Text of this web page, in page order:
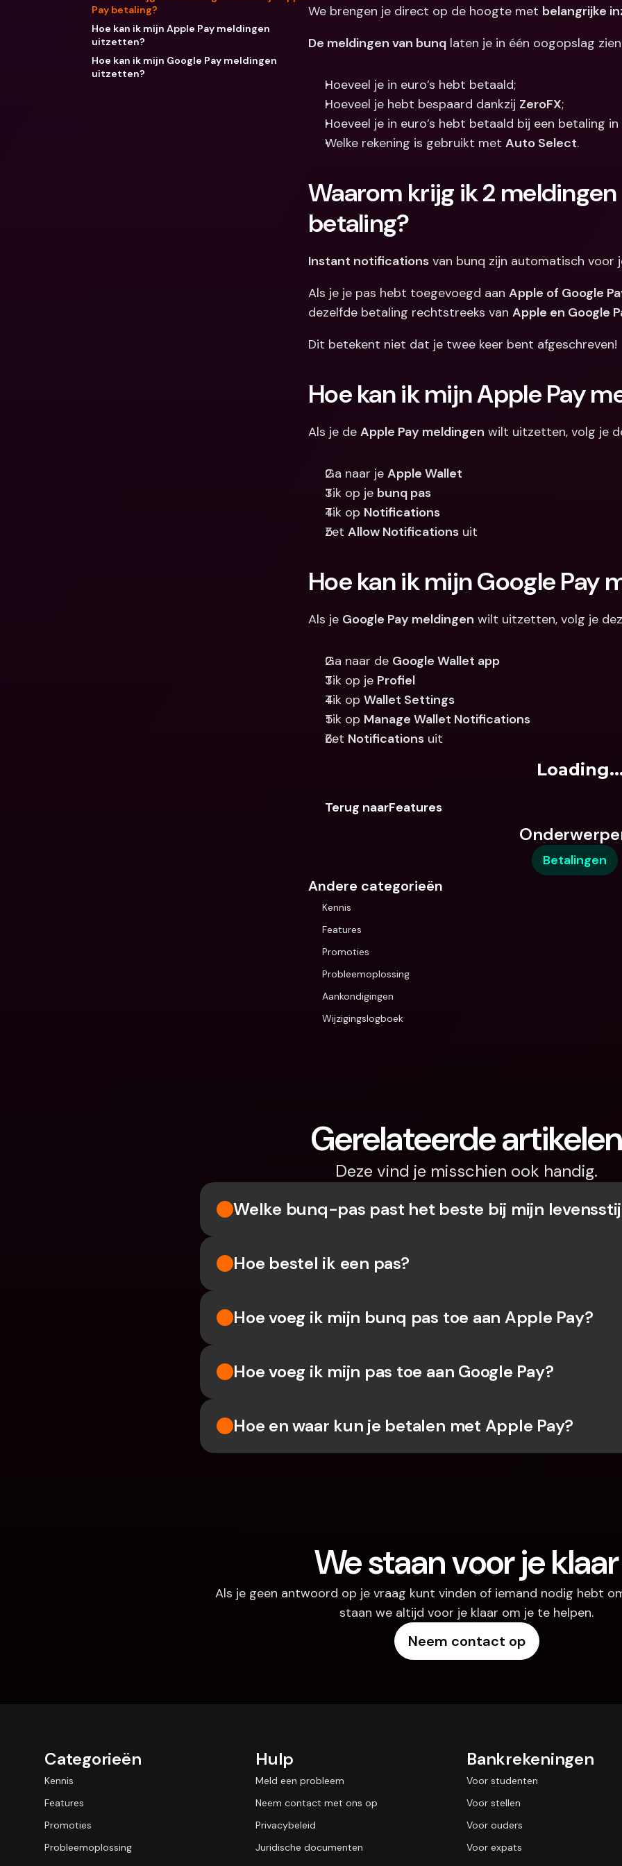
Pay betaling?
Hoe kan ik mijn Apple Pay meldingen
uitzetten?
Hoe kan ik mijn Google Pay meldingen
uitzetten?
We brengen je direct op de hoogte met belangrijke
De meldingen van bunq laten je in één oogopslag
Hoeveel je in euro’s hebt betaald;
Hoeveel je hebt bespaard dankzij ZeroFX;
Hoeveel je in euro’s hebt betaald bij een betaling
Welke rekening is gebruikt met Auto Select.
Waarom krijg ik 2
betaling?
Instant notifications van bunq zijn automatisch voor
Als je je pas hebt toegevoegd aan Apple of Google
dezelfde betaling rechtstreeks van Apple en Google
Dit betekent niet dat je twee keer bent afgeschreven!
Hoe kan ik mijn Apple Pay
Als je de Apple Pay meldingen wilt uitzetten, volg je
Ga naar je Apple Wallet
Tik op je bunq pas
Tik op Notifications
Zet Allow Notifications uit
Hoe kan ik mijn Google Pay
Als je Google Pay meldingen wilt uitzetten, volg je
Ga naar de Google Wallet app
Tik op je Profiel
Tik op Wallet Settings
Tik op Manage Wallet Notifications
Zet Notifications uit
Terug naarFeatures
Betalingen
Andere categorieën
Kennis
Features
Promoties
Probleemoplossing
Aankondigingen
Wijzigingslogboek
Gerelateerde
Deze vind je misschien ook handig.
Welke bunq-pas past het beste bij mijn
Hoe bestel ik een pas?
Hoe voeg ik mijn bunq pas toe aan Apple Pay?
Hoe voeg ik mijn pas toe aan Google Pay?
Hoe en waar kun je betalen met Apple Pay?
We staan voor je klaar
Als je geen antwoord op je vraag kunt vinden of iemand nodig hebt
staan we altijd voor je klaar om je te helpen.
Neem contact op
Categorieën
Kennis
Features
Promoties
Probleemoplossing
Hulp
Meld een probleem
Neem contact met ons op
Privacybeleid
Juridische documenten
Bankrekeningen
Voor studenten
Voor stellen
Voor ouders
Voor expats